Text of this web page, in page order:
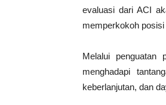
evaluasi dari ACI
memperkokoh
Melalui penguatan
menghadapi
keberlanjutan, dan